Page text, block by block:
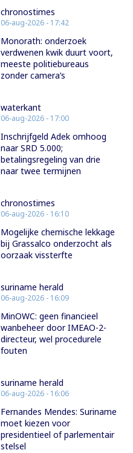
chronostimes
06-aug-2026 - 17:42
Monorath: onderzoek
verdwenen kwik duurt voort,
meeste politiebureaus
zonder camera’s
waterkant
06-aug-2026 - 17:00
Inschrijfgeld Adek omhoog
naar SRD 5.000;
betalingsregeling van drie
naar twee termijnen
chronostimes
06-aug-2026 - 16:10
Mogelijke chemische lekkage
bij Grassalco onderzocht als
oorzaak vissterfte
suriname herald
06-aug-2026 - 16:09
MinOWC: geen financieel
wanbeheer door IMEAO-2-
directeur, wel procedurele
fouten
suriname herald
06-aug-2026 - 16:06
Fernandes Mendes: Suriname
moet kiezen voor
presidentieel of parlementair
stelsel